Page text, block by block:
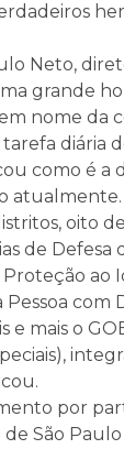
Neto,
grande
nome da
diária
como é a
atualmente.
oito
de Defesa
ao
com
e mais o
por
São